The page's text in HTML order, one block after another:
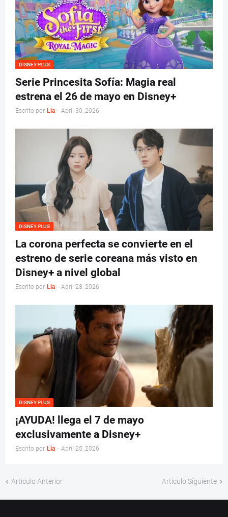
DISNEY PLUS
Serie Princesita Sofía: Magia real
estrena el 26 de mayo en Disney+
Escrito por Lia - April 30, 2026
DISNEY PLUS
La corona perfecta se convierte en el
estreno de serie coreana más visto en
Disney+ a nivel global
Escrito por Lia - April 28, 2026
DISNEY PLUS
¡AYUDA! llega el 7 de mayo
exclusivamente a Disney+
Escrito por Lia - April 25, 2026
Artículo Anterior Artículo Siguiente